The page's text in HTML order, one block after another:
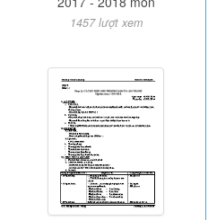
1457 lượt xem